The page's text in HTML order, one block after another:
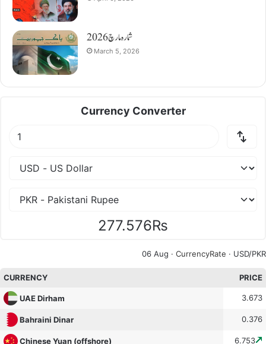
شمارہ مارچ 2026
March 5, 2026
Currency Converter
277.576₨
06 Aug · CurrencyRate · USD/PKR
CURRENCY PRICE
UAE Dirham 3.673
Bahraini Dinar 0.376
Chinese Yuan (offshore) 6.753